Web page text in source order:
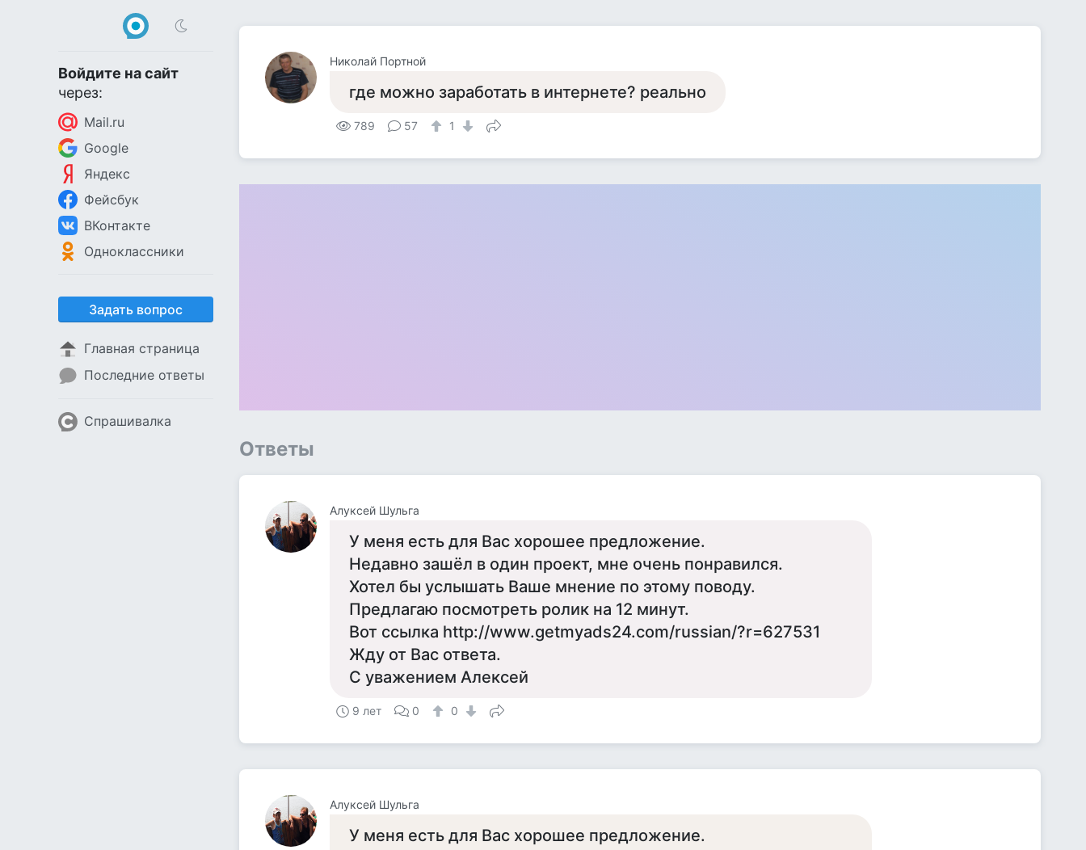
Войдите на сайт
через:
Mail.ru
Google
Яндекс
Фейсбук
ВКонтакте
Одноклассники
Задать вопрос
Главная страница
Последние ответы
Спрашивалка
Николай Портной
где можно заработать в интернете? реально
789 57 1
Ответы
Алуксей Шульга
У меня есть для Вас хорошее предложение.
Недавно зашёл в один проект, мне очень понравился.
Хотел бы услышать Ваше мнение по этому поводу.
Предлагаю посмотреть ролик на 12 минут.
Вот ссылка http://www.getmyads24.com/russian/?r=627531
Жду от Вас ответа.
С уважением Алексей
9 лет 0 0
Алуксей Шульга
У меня есть для Вас хорошее предложение.